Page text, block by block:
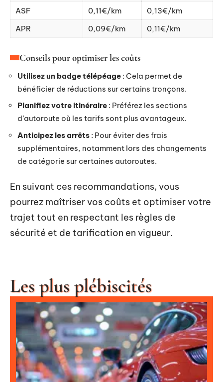
ASF
0,11€/km
0,13€/km
APR
0,09€/km 0,11€/km
Conseils pour optimiser les coûts
Utilisez un badge télépéage : Cela permet de
bénéficier de réductions sur certains tronçons.
Planifiez votre itinéraire : Préférez les sections
d’autoroute où les tarifs sont plus avantageux.
Anticipez les arrêts : Pour éviter des frais
supplémentaires, notamment lors des changements
de catégorie sur certaines autoroutes.
En suivant ces recommandations, vous
pourrez maîtriser vos coûts et optimiser votre
trajet tout en respectant les règles de
sécurité et de tarification en vigueur.
Les plus plébiscités